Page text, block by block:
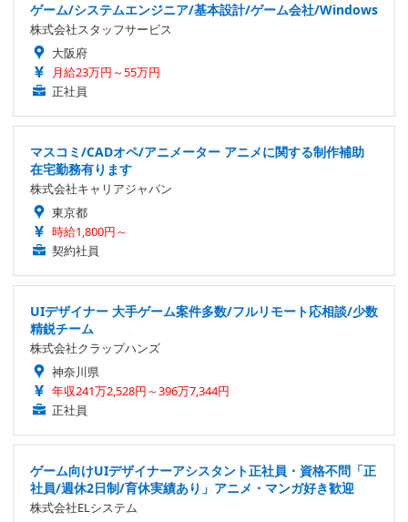
ゲーム/システムエンジニア/基本設計/ゲーム会社/Windows
株式会社スタッフサービス
大阪府
月給23万円～55万円
正社員
マスコミ/CADオペ/アニメーター アニメに関する制作補助
在宅勤務有ります
株式会社キャリアジャパン
東京都
時給1,800円～
契約社員
UIデザイナー 大手ゲーム案件多数/フルリモート応相談/少数
精鋭チーム
株式会社クラップハンズ
神奈川県
年収241万2,528円～396万7,344円
正社員
ゲーム向けUIデザイナーアシスタント正社員・資格不問「正
社員/週休2日制/育休実績あり」アニメ・マンガ好き歓迎
株式会社ELシステム